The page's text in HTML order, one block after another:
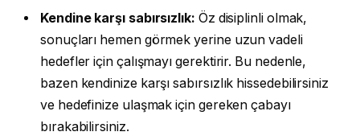
Kendine karşı sabırsızlık: Öz disiplinli olmak,
sonuçları hemen görmek yerine uzun vadeli
hedefler için çalışmayı gerektirir. Bu nedenle,
bazen kendinize karşı sabırsızlık hissedebilirsiniz
ve hedefinize ulaşmak için gereken çabayı
bırakabilirsiniz.